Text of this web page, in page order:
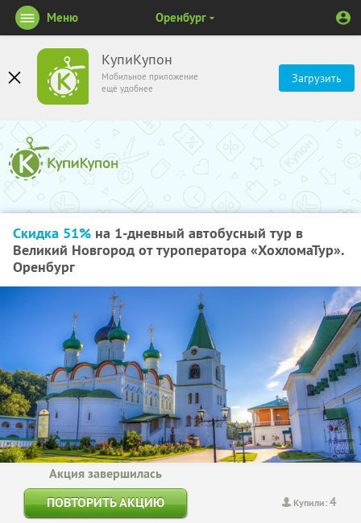
КупиКупон
Мобильное приложение
ещё удобнее
Загрузить
Меню Оренбург
Скидка 51% на 1-дневный автобусный тур в
Великий Новгород от туроператора «ХохломаТур».
Оренбург
Купили:4
Акция завершилась
ПОВТОРИТЬ АКЦИЮ